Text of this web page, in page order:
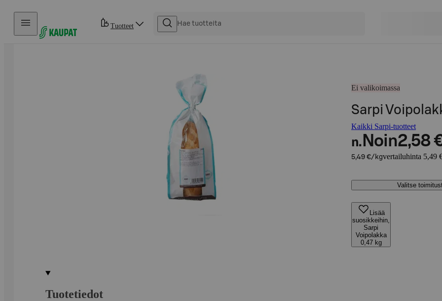
Hyppää sisältöön
Tuotteet
Ei valikoimassa
Sarpi
Kaikki Sarpi-tuotteet
n. Noin2,58
5,49 €/kgvertailuhinta 5,49
Valitse
Lisää
suosikkeihin,
Sarpi
Voipolakka
0,47 kg
Tuotetiedot